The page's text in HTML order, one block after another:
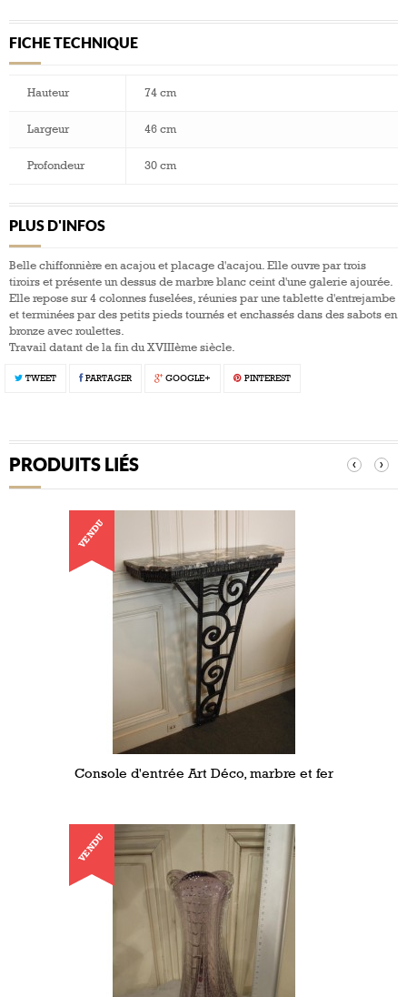
FICHE TECHNIQUE
Hauteur 74 cm
Largeur 46 cm
Profondeur 30 cm
PLUS D'INFOS
Belle chiffonnière en acajou et placage d'acajou. Elle ouvre par trois
tiroirs et présente un dessus de marbre blanc ceint d'une galerie ajourée.
Elle repose sur 4 colonnes fuselées, réunies par une tablette d'entrejambe
et terminées par des petits pieds tournés et enchassés dans des sabots en
bronze avec roulettes.
Travail datant de la fin du XVIIIème siècle.
TWEET PARTAGER GOOGLE+ PINTEREST
PRODUITS LIÉS ‹ ›
VENDU
Console d'entrée Art Déco, marbre et fer
VENDU